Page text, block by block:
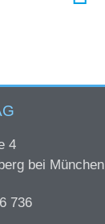
4
bei München
736